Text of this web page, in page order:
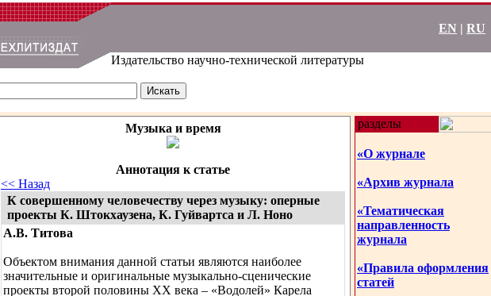
EN | RU
Издательство научно-технической литературы
Музыка и время
Аннотация к статье
<< Назад
К совершенному человечеству через музыку: оперные
проекты К. Штокхаузена, К. Гуйвартса и Л. Ноно
А.В. Титова
Объектом внимания данной статьи являются наиболее
значительные и оригинальные музыкально-сценические
проекты второй половины XX века – «Водолей» Карела
разделы
«О журнале
«Архив журнала
«Тематическая
направленность
журнала
«Правила оформления
статей